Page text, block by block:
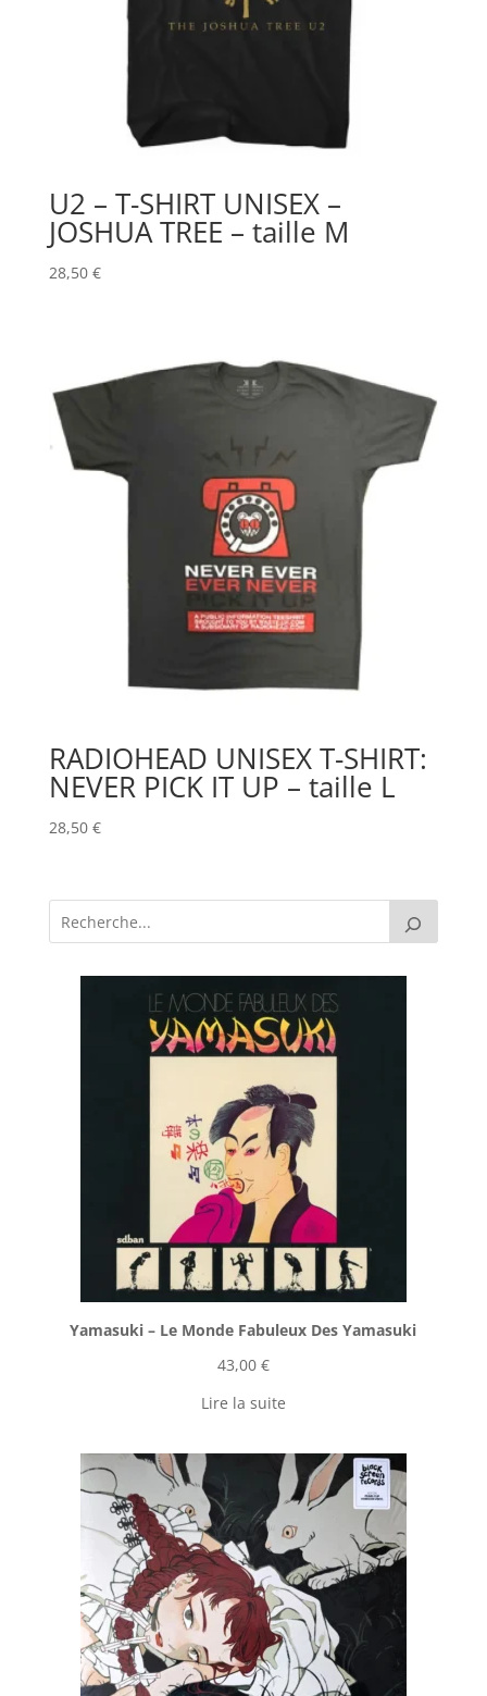
U2 – T-SHIRT UNISEX –
JOSHUA TREE – taille M
28,50 €
RADIOHEAD UNISEX T-SHIRT:
NEVER PICK IT UP – taille L
28,50 €
Yamasuki ‎– Le Monde Fabuleux Des Yamasuki
43,00 €
Lire la suite